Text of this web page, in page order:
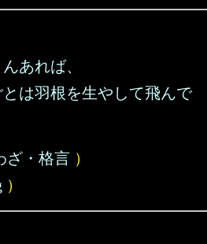
あれば、
は羽根を生やして飛んで
ざ・格言 ）
）